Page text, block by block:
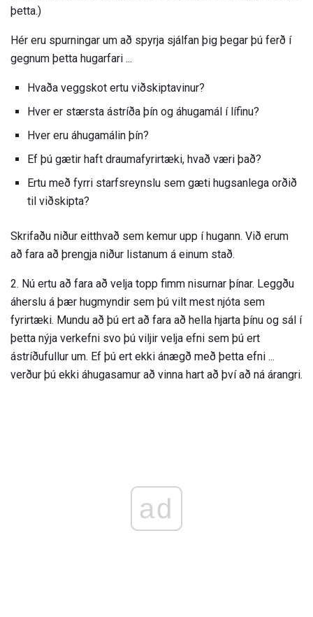
þetta.)
Hér eru spurningar um að spyrja sjálfan þig þegar þú ferð í
gegnum þetta hugarfari ...
Hvaða veggskot ertu viðskiptavinur?
Hver er stærsta ástríða þín og áhugamál í lífinu?
Hver eru áhugamálin þín?
Ef þú gætir haft draumafyrirtæki, hvað væri það?
Ertu með fyrri starfsreynslu sem gæti hugsanlega orðið
til viðskipta?
Skrifaðu niður eitthvað sem kemur upp í hugann. Við erum
að fara að þrengja niður listanum á einum stað.
2. Nú ertu að fara að velja topp fimm nisurnar þínar. Leggðu
áherslu á þær hugmyndir sem þú vilt mest njóta sem
fyrirtæki. Mundu að þú ert að fara að hella hjarta þínu og sál í
þetta nýja verkefni svo þú viljir velja efni sem þú ert
ástríðufullur um. Ef þú ert ekki ánægð með þetta efni ...
verður þú ekki áhugasamur að vinna hart að því að ná árangri.
ad